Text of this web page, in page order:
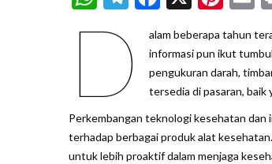
D
alam beberapa tahun
informasi pun ikut
pengukuran darah,
tersedia di pasaran, baik
Perkembangan teknologi kesehatan dan
terhadap berbagai produk alat
untuk lebih proaktif dalam menjaga